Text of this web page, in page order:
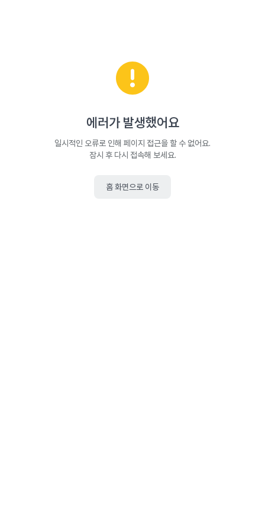
에러가 발생했어요
일시적인 오류로 인해 페이지 접근을 할 수 없어요.
잠시 후 다시 접속해 보세요.
홈 화면으로 이동